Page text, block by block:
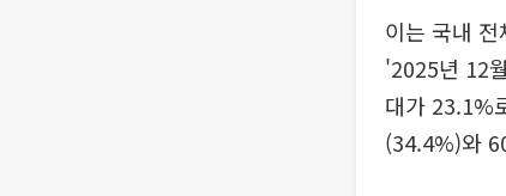
이는 국내
'2025년 12
대가 23.1%
(34.4%)와